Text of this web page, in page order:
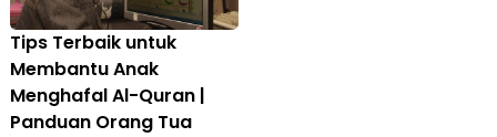
Tips Terbaik untuk
Membantu Anak
Menghafal Al-Quran |
Panduan Orang Tua